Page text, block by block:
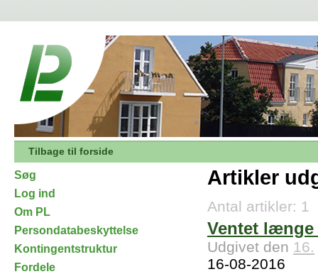
Tilbage til forside
Søg
Log ind
Om PL
Persondatabeskyttelse
Kontingentstruktur
Fordele
Artikler
Antal artikler: 1
Ventet
Udgivet den 16.
16-08-2016